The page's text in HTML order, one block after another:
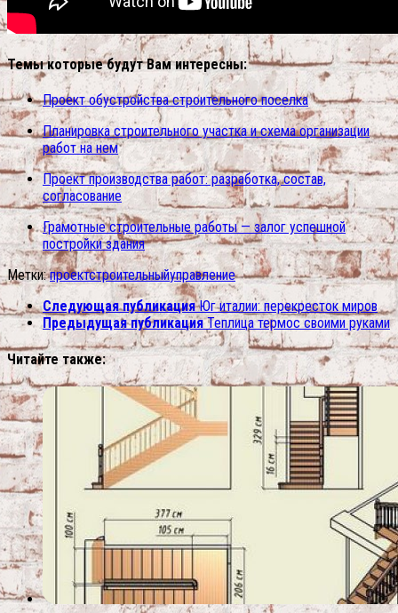
Темы которые будут Вам интересны:
Проект обустройства строительного поселка
Планировка строительного участка и схема организации
работ на нем
Проект производства работ: разработка, состав,
согласование
Грамотные строительные работы — залог успешной
постройки здания
Метки: проектстроительныйуправление
Следующая публикация Юг италии: перекресток миров
Предыдущая публикация Теплица термос своими руками
Читайте также: